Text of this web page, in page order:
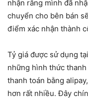
nhận rằng mình đã
chuyển cho bên bán
điểm xác nhận thành
Tỷ giá được sử dụng tại
những hình thức
thanh toán bằng
hơn rất nhiều. Đây